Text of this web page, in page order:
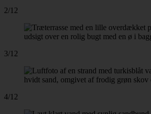
2/12
3/12
4/12